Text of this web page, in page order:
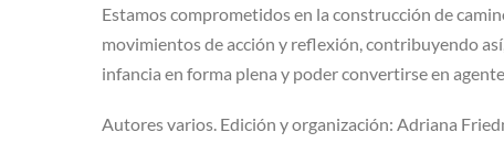
Estamos comprometidos en la construcción de
movimientos de acción y reflexión, contribuyendo
infancia en forma plena y poder convertirse en
Autores varios. Edición y organización: Adriana